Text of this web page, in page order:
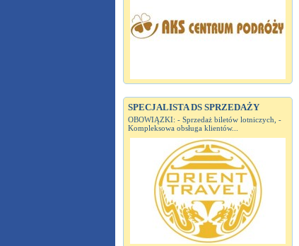
SPECJALISTA DS SPRZEDAŻY
OBOWIĄZKI: - Sprzedaż biletów lotniczych, -
Kompleksowa obsługa klientów...